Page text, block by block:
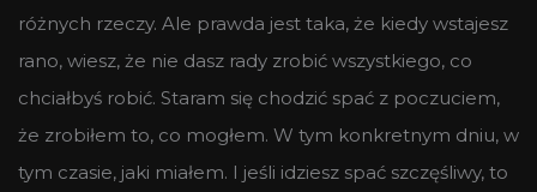
różnych rzeczy. Ale prawda jest taka, że kiedy wstajesz
rano, wiesz, że nie dasz rady zrobić wszystkiego, co
chciałbyś robić. Staram się chodzić spać z poczuciem,
że zrobiłem to, co mogłem. W tym konkretnym dniu, w
tym czasie, jaki miałem. I jeśli idziesz spać szczęśliwy, to